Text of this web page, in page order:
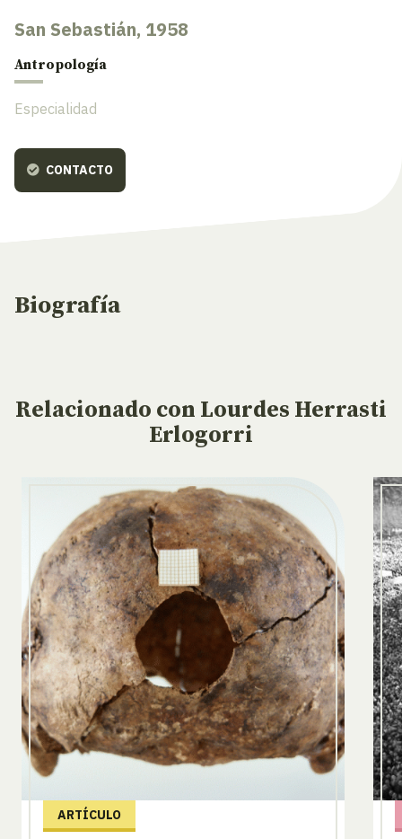
San Sebastián, 1958
Antropología
Especialidad
CONTACTO
Biografía
Relacionado con Lourdes Herrasti
Erlogorri
ARTÍCULO